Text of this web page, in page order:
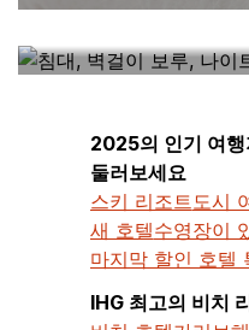
2025의 인기 여행
둘러보세요
스키 리조트 도시
새 호텔수영장이
마지막 할인 호텔
IHG 최고의 비치